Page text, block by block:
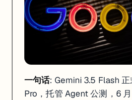
4. Meta 成立超智能实验室
一句话: Gemini 3.5 Flash 正
Pro，托管 Agent 公测，6